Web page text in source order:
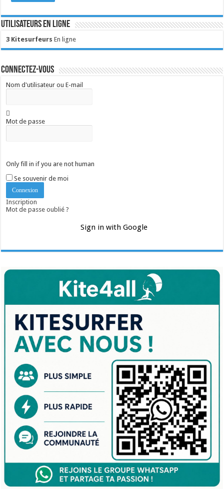
Utilisateurs en ligne
3 Kitesurfeurs En ligne
Connectez-vous
Nom d'utilisateur ou E-mail
Mot de passe
Only fill in if you are not human
Se souvenir de moi
Inscription
Mot de passe oublié ?
Sign in with Google